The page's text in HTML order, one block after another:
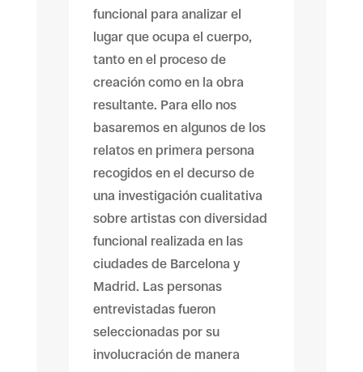
funcional para analizar el
lugar que ocupa el cuerpo,
tanto en el proceso de
creación como en la obra
resultante. Para ello nos
basaremos en algunos de los
relatos en primera persona
recogidos en el decurso de
una investigación cualitativa
sobre artistas con diversidad
funcional realizada en las
ciudades de Barcelona y
Madrid. Las personas
entrevistadas fueron
seleccionadas por su
involucración de manera